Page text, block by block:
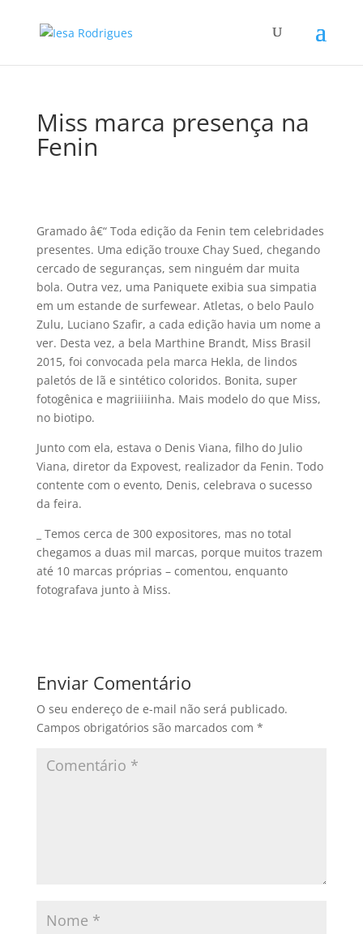
Miss marca presença na
Fenin
Gramado â€“ Toda edição da Fenin tem celebridades
presentes. Uma edição trouxe Chay Sued, chegando
cercado de seguranças, sem ninguém dar muita
bola. Outra vez, uma Paniquete exibia sua simpatia
em um estande de surfewear. Atletas, o belo Paulo
Zulu, Luciano Szafir, a cada edição havia um nome a
ver. Desta vez, a bela Marthine Brandt, Miss Brasil
2015, foi convocada pela marca Hekla, de lindos
paletós de lã e sintético coloridos. Bonita, super
fotogênica e magriiiiinha. Mais modelo do que Miss,
no biotipo.
Junto com ela, estava o Denis Viana, filho do Julio
Viana, diretor da Expovest, realizador da Fenin. Todo
contente com o evento, Denis, celebrava o sucesso
da feira.
_ Temos cerca de 300 expositores, mas no total
chegamos a duas mil marcas, porque muitos trazem
até 10 marcas próprias – comentou, enquanto
fotografava junto à Miss.
Enviar Comentário
O seu endereço de e-mail não será publicado.
Campos obrigatórios são marcados com *